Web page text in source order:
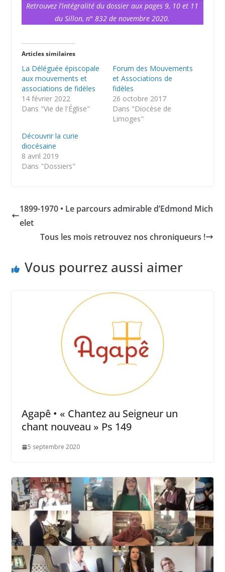
Retrouvez l’intégralité du dossier aux pages 9, 10 et 11
du Sillon, n° 832 de novembre 2020.
Articles similaires
La Déléguée épiscopale
aux mouvements et
associations de fidèles
14 février 2022
Dans "Vie de l'Église"
Forum des Mouvements
et Associations de
fidèles
26 octobre 2017
Dans "Diocèse de
Limoges"
Découvrir la curie
diocésaine
8 avril 2019
Dans "Dossiers"
1899-1970 • Le parcours admirable d’Edmond Mich
elet
Tous les mois retrouvez nos chroniqueurs !
Vous pourrez aussi aimer
Agapê • « Chantez au Seigneur un
chant nouveau » Ps 149
5 septembre 2020